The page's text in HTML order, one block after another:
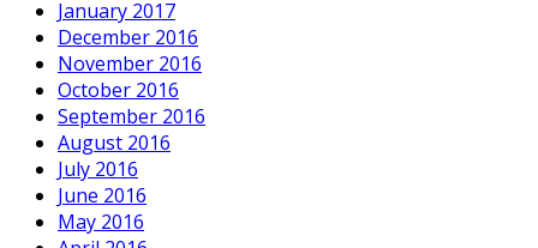
January 2017
December 2016
November 2016
October 2016
September 2016
August 2016
July 2016
June 2016
May 2016